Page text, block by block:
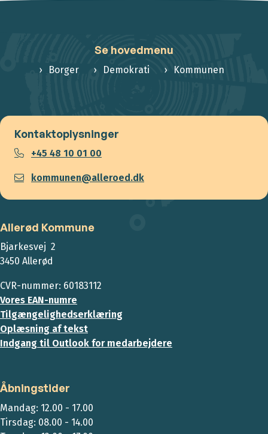
Se hovedmenu
Borger Demokrati Kommunen
Kontaktoplysninger
+45 48 10 01 00
kommunen@alleroed.dk
Allerød Kommune
Bjarkesvej 2
3450 Allerød
CVR-nummer: 60183112
Vores EAN-numre
Tilgængelighedserklæring
Oplæsning af tekst
Indgang til Outlook for medarbejdere
Åbningstider
Mandag: 12.00 - 17.00
Tirsdag: 08.00 - 14.00